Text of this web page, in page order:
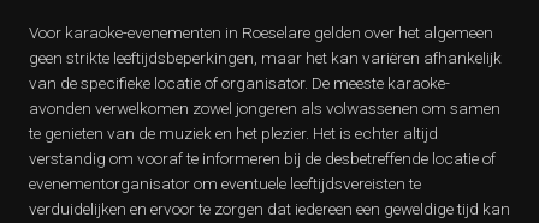
Voor karaoke-evenementen in Roeselare gelden over het algemeen
geen strikte leeftijdsbeperkingen, maar het kan variëren afhankelijk
van de specifieke locatie of organisator. De meeste karaoke-
avonden verwelkomen zowel jongeren als volwassenen om samen
te genieten van de muziek en het plezier. Het is echter altijd
verstandig om vooraf te informeren bij de desbetreffende locatie of
evenementorganisator om eventuele leeftijdsvereisten te
verduidelijken en ervoor te zorgen dat iedereen een geweldige tijd kan